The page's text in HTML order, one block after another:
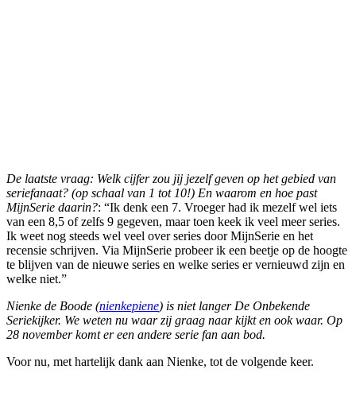
De laatste vraag: Welk cijfer zou jij jezelf geven op het gebied van
seriefanaat? (op schaal van 1 tot 10!) En waarom en hoe past
MijnSerie daarin?: “Ik denk een 7. Vroeger had ik mezelf wel iets
van een 8,5 of zelfs 9 gegeven, maar toen keek ik veel meer series.
Ik weet nog steeds wel veel over series door MijnSerie en het
recensie schrijven. Via MijnSerie probeer ik een beetje op de hoogte
te blijven van de nieuwe series en welke series er vernieuwd zijn en
welke niet.”
Nienke de Boode (nienkepiene) is niet langer De Onbekende
Seriekijker. We weten nu waar zij graag naar kijkt en ook waar. Op
28 november komt er een andere serie fan aan bod.
Voor nu, met hartelijk dank aan Nienke, tot de volgende keer.